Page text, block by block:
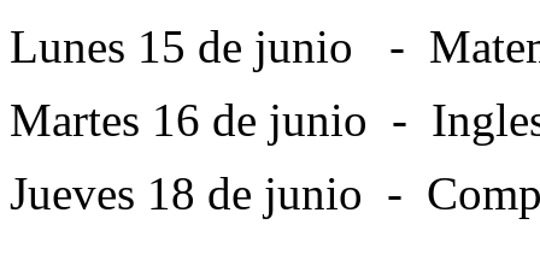
Lunes 15 de junio -
Martes 16 de junio -
Jueves 18 de junio -